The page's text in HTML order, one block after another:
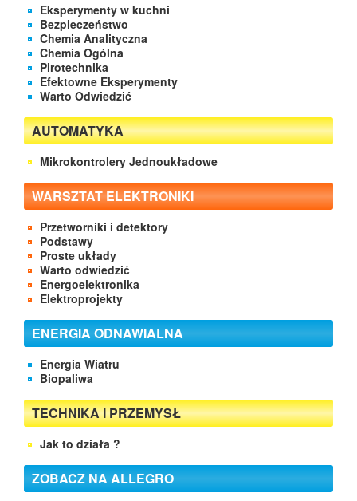
Eksperymenty w kuchni
Bezpieczeństwo
Chemia Analityczna
Chemia Ogólna
Pirotechnika
Efektowne Eksperymenty
Warto Odwiedzić
AUTOMATYKA
Mikrokontrolery Jednoukładowe
WARSZTAT ELEKTRONIKI
Przetworniki i detektory
Podstawy
Proste układy
Warto odwiedzić
Energoelektronika
Elektroprojekty
ENERGIA ODNAWIALNA
Energia Wiatru
Biopaliwa
TECHNIKA I PRZEMYSŁ
Jak to działa ?
ZOBACZ NA ALLEGRO